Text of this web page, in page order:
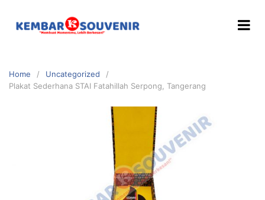
Home
Uncategorized
Plakat Sederhana STAI Fatahillah Serpong, Tangerang